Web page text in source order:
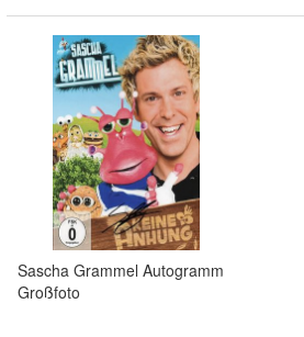
Sascha Grammel Autogramm
Großfoto